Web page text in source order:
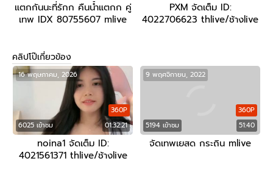
แตกกันนะที่รักก คืนน้ำแตกก คู่
เทพ IDX 80755607 mlive
PXM จัดเต็ม ID:
4022706623 thlive/ช้างlive
คลิปโป๊เกี่ยวข้อง
6025 เข้าชม 01:32:21
360P
16 พฤษภาคม, 2026
noina1 จัดเต็ม ID:
4021561371 thlive/ช้างlive
5194 เข้าชม 51:40
360P
9 พฤศจิกายน, 2022
จัดเทพเยสด กระถิน mlive